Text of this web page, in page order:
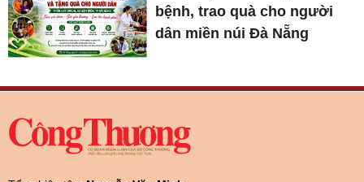
bệnh, trao quà cho người
dân miền núi Đà Nẵng